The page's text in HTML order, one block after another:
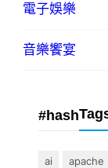
電子娛樂
音樂饗宴
#hash
ai apache